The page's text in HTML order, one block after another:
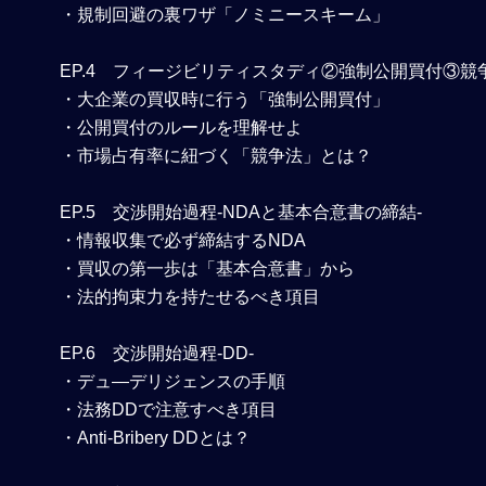
・規制回避の裏ワザ「ノミニースキーム」
EP.4 フィージビリティスタディ②強制公開買付③競
・大企業の買収時に行う「強制公開買付」
・公開買付のルールを理解せよ
・市場占有率に紐づく「競争法」とは？
EP.5 交渉開始過程-NDAと基本合意書の締結-
・情報収集で必ず締結するNDA
・買収の第一歩は「基本合意書」から
・法的拘束力を持たせるべき項目
EP.6 交渉開始過程-DD-
・デュ―デリジェンスの手順
・法務DDで注意すべき項目
・Anti-Bribery DDとは？